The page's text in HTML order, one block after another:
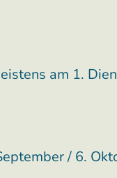
am 1.
/ 6.